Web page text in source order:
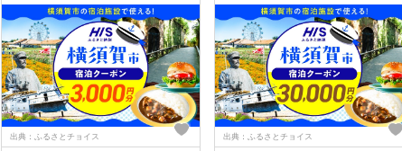
出典：ふるさとチョイス 出典：ふるさとチョイス